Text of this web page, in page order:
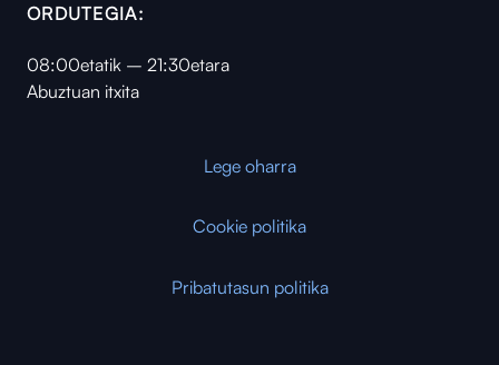
ORDUTEGIA:
08:00etatik – 21:30etara
Abuztuan itxita
Lege oharra
Cookie politika
Pribatutasun politika